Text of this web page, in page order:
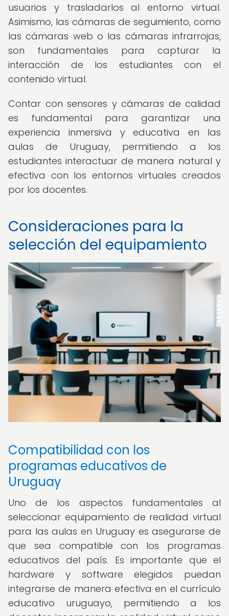
usuarios y trasladarlos al entorno virtual.
Asimismo, las cámaras de seguimiento, como
las cámaras web o las cámaras infrarrojas,
son fundamentales para capturar la
interacción de los estudiantes con el
contenido virtual.
Contar con sensores y cámaras de calidad
es fundamental para garantizar una
experiencia inmersiva y educativa en las
aulas de Uruguay, permitiendo a los
estudiantes interactuar de manera natural y
efectiva con los entornos virtuales creados
por los docentes.
Consideraciones para la
selección del equipamiento
Compatibilidad con los
programas educativos de
Uruguay
Uno de los aspectos fundamentales al
seleccionar equipamiento de realidad virtual
para las aulas en Uruguay es asegurarse de
que sea compatible con los programas
educativos del país. Es importante que el
hardware y software elegidos puedan
integrarse de manera efectiva en el currículo
educativo uruguayo, permitiendo a los